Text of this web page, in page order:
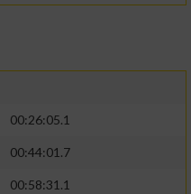
00:26:05.1
00:44:01.7
00:58:31.1